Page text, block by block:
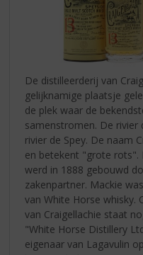
De distilleerderij van
gelijknamige plaatsje
de plek waar de
samenstromen. De rivier
rivier de Spey. De naam
en betekent "grote rots".
werd in 1888 gebouwd
zakenpartner. Mackie
van White Horse whisky.
van Craigellachie staat
"White Horse Distillery
eigenaar van Lagavulin